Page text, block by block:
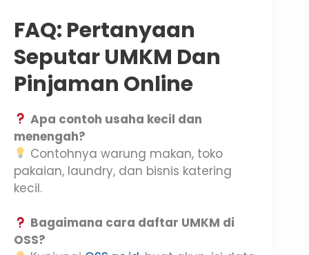
FAQ: Pertanyaan
Seputar UMKM Dan
Pinjaman Online
Apa contoh usaha kecil dan
menengah?
Contohnya warung makan, toko
pakaian, laundry, dan bisnis katering
kecil.
Bagaimana cara daftar UMKM di
OSS?